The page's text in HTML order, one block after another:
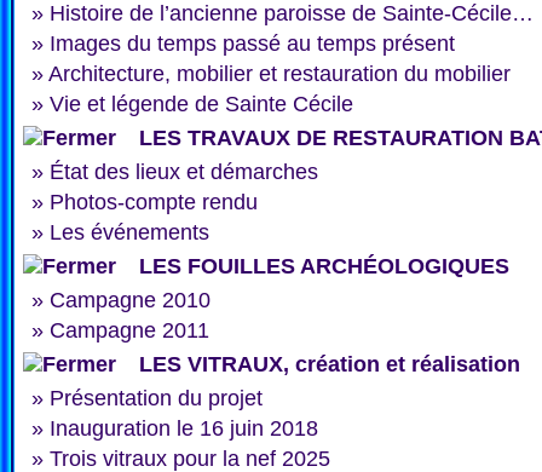
» Histoire de l’ancienne paroisse de Sainte-Cécile…
» Images du temps passé au temps présent
» Architecture, mobilier et restauration du mobilier
» Vie et légende de Sainte Cécile
LES TRAVAUX DE RESTAURATION
» État des lieux et démarches
» Photos-compte rendu
» Les événements
LES FOUILLES ARCHÉOLOGIQUES
» Campagne 2010
» Campagne 2011
LES VITRAUX, création et réalisation
» Présentation du projet
» Inauguration le 16 juin 2018
» Trois vitraux pour la nef 2025